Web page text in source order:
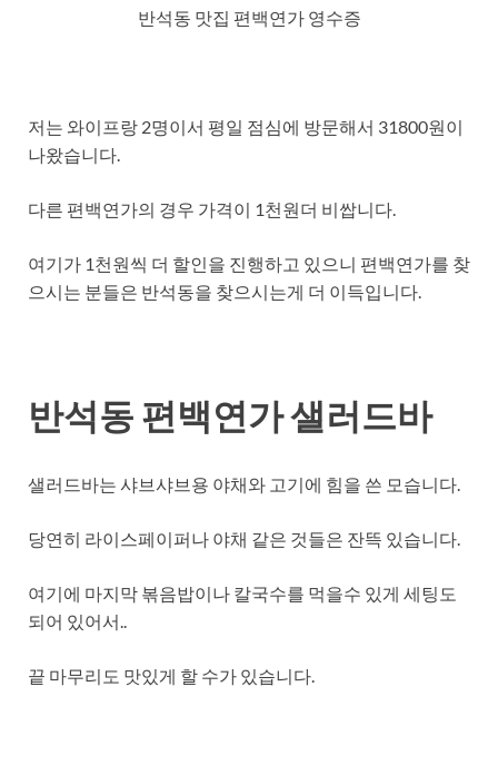
반석동 맛집 편백연가 영수증
저는 와이프랑 2명이서 평일 점심에 방문해서 31800원이
나왔습니다.
다른 편백연가의 경우 가격이 1천원더 비쌉니다.
여기가 1천원씩 더 할인을 진행하고 있으니 편백연가를 찾
으시는 분들은 반석동을 찾으시는게 더 이득입니다.
반석동 편백연가 샐러드바
샐러드바는 샤브샤브용 야채와 고기에 힘을 쓴 모습니다.
당연히 라이스페이퍼나 야채 같은 것들은 잔뜩 있습니다.
여기에 마지막 볶음밥이나 칼국수를 먹을수 있게 세팅도
되어 있어서..
끝 마무리도 맛있게 할 수가 있습니다.